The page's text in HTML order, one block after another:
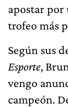
apostar por
trofeo más
Según sus
Esporte,
vengo
campeón.